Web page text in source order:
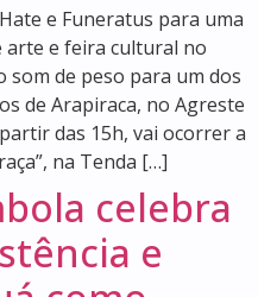
e Funeratus para uma
arte e feira cultural no
som de peso para um dos
de Arapiraca, no Agreste
das 15h, vai ocorrer a
na Tenda […]
celebra
e